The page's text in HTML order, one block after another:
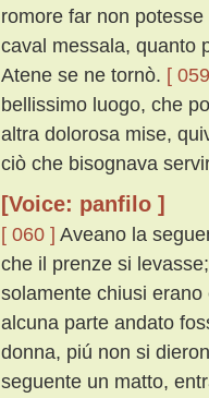
romore far non
caval messala, quanto
Atene se ne tornò. [
bellissimo luogo, che
altra dolorosa mise,
ciò che bisognava
[Voice: panfilo ]
[ 060 ] Aveano la
che il prenze si
solamente chiusi
alcuna parte andato
donna, piú non si
seguente un matto,